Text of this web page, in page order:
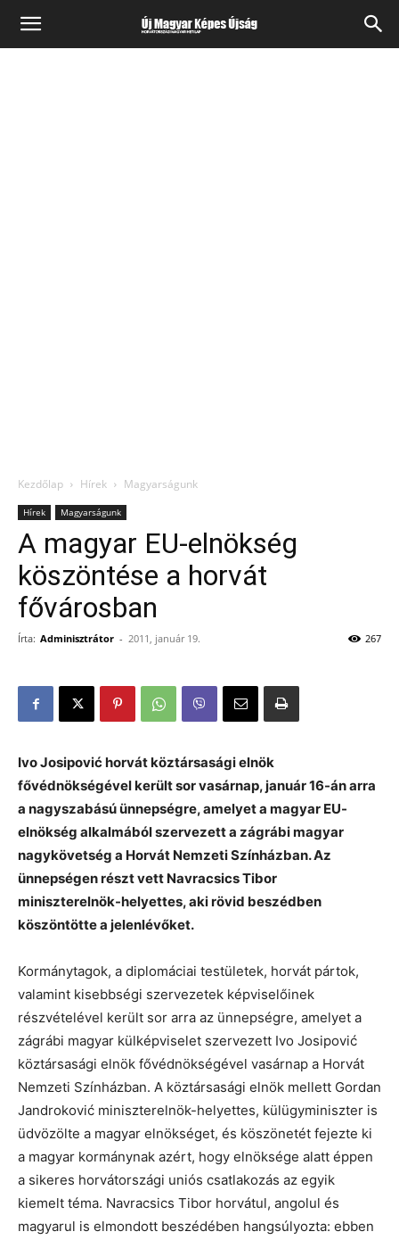
Kezdőlap Hírek Magyarságunk
Hírek Magyarságunk
A magyar EU-elnökség
köszöntése a horvát
fővárosban
Írta: Adminisztrátor - 2011, január 19. 267
Ivo Josipović horvát köztársasági elnök
fővédnökségével került sor vasárnap, január 16-án arra
a nagyszabású ünnepségre, amelyet a magyar EU-
elnökség alkalmából szervezett a zágrábi magyar
nagykövetség a Horvát Nemzeti Színházban.Az
ünnepségen részt vett Navracsics Tibor
miniszterelnök-helyettes, aki rövid beszédben
köszöntötte a jelenlévőket.
Kormánytagok, a diplomáciai testületek, horvát pártok,
valamint kisebbségi szervezetek képviselőinek
részvételével került sor arra az ünnepségre, amelyet a
zágrábi magyar külképviselet szervezett Ivo Josipović
köztársasági elnök fővédnökségével vasárnap a Horvát
Nemzeti Színházban. A köztársasági elnök mellett Gordan
Jandroković miniszterelnök-helyettes, külügyminiszter is
üdvözölte a magyar elnökséget, és köszönetét fejezte ki
a magyar kormánynak azért, hogy elnöksége alatt éppen
a sikeres horvátországi uniós csatlakozás az egyik
kiemelt téma. Navracsics Tibor horvátul, angolul és
magyarul is elmondott beszédében hangsúlyozta: ebben